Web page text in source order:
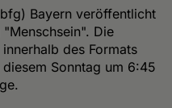
Bayern veröffentlicht
Die
des Formats
Sonntag um 6:45